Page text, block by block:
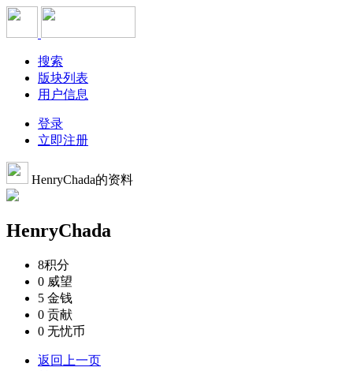
搜索
版块列表
用户信息
登录
立即注册
HenryChada的资料
HenryChada
8积分
0 威望
5 金钱
0 贡献
0 无忧币
返回上一页